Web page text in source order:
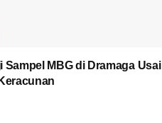
Sampel MBG di Dramaga Usai